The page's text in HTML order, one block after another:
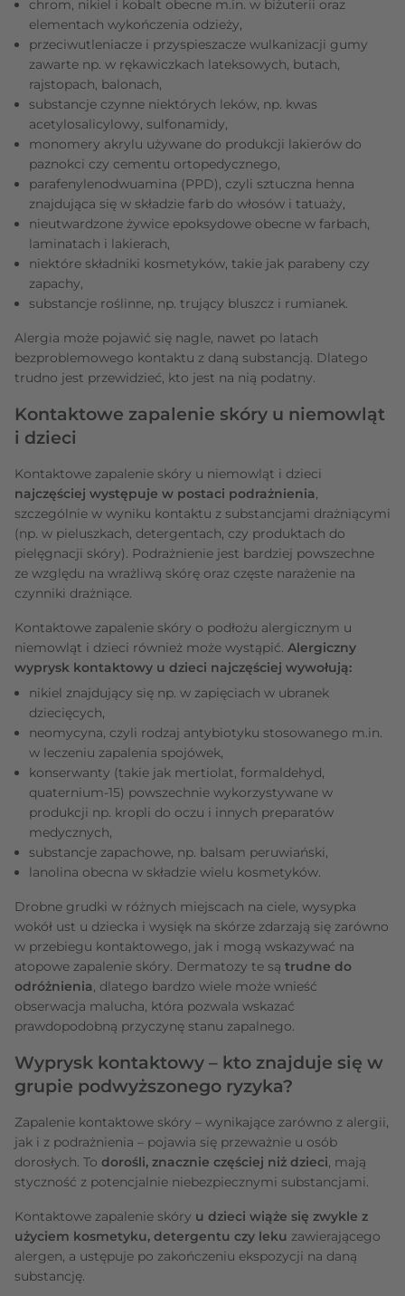
chrom, nikiel i kobalt obecne m.in. w biżuterii oraz
elementach wykończenia odzieży,
przeciwutleniacze i przyspieszacze wulkanizacji gumy
zawarte np. w rękawiczkach lateksowych, butach,
rajstopach, balonach,
substancje czynne niektórych leków, np. kwas
acetylosalicylowy, sulfonamidy,
monomery akrylu używane do produkcji lakierów do
paznokci czy cementu ortopedycznego,
parafenyleno­dwuamina (PPD), czyli sztuczna henna
znajdująca się w składzie farb do włosów i tatuaży,
nieutwardzone żywice epoksydowe obecne w farbach,
laminatach i lakierach,
niektóre składniki kosmetyków, takie jak parabeny czy
zapachy,
substancje roślinne, np. trujący bluszcz i rumianek.
Alergia może pojawić się nagle, nawet po latach
bezproblemowego kontaktu z daną substancją. Dlatego
trudno jest przewidzieć, kto jest na nią podatny.
Kontaktowe zapalenie skóry u niemowląt
i dzieci
Kontaktowe zapalenie skóry u niemowląt i dzieci
najczęściej występuje w postaci podrażnienia,
szczególnie w wyniku kontaktu z substancjami drażniącymi
(np. w pieluszkach, detergentach, czy produktach do
pielęgnacji skóry). Podrażnienie jest bardziej powszechne
ze względu na wrażliwą skórę oraz częste narażenie na
czynniki drażniące.
Kontaktowe zapalenie skóry o podłożu alergicznym u
niemowląt i dzieci również może wystąpić. Alergiczny
wyprysk kontaktowy u dzieci najczęściej wywołują:
nikiel znajdujący się np. w zapięciach w ubranek
dziecięcych,
neomycyna, czyli rodzaj antybiotyku stosowanego m.in.
w leczeniu zapalenia spojówek,
konserwanty (takie jak mertiolat, formaldehyd,
quaternium-15) powszechnie wykorzystywane w
produkcji np. kropli do oczu i innych preparatów
medycznych,
substancje zapachowe, np. balsam peruwiański,
lanolina obecna w składzie wielu kosmetyków.
Drobne grudki w różnych miejscach na ciele, wysypka
wokół ust u dziecka i wysięk na skórze zdarzają się zarówno
w przebiegu kontaktowego, jak i mogą wskazywać na
atopowe zapalenie skóry. Dermatozy te są trudne do
odróżnienia, dlatego bardzo wiele może wnieść
obserwacja malucha, która pozwala wskazać
prawdopodobną przyczynę stanu zapalnego.
Wyprysk kontaktowy – kto znajduje się w
grupie podwyższonego ryzyka?
Zapalenie kontaktowe skóry – wynikające zarówno z alergii,
jak i z podrażnienia – pojawia się przeważnie u osób
dorosłych. To dorośli, znacznie częściej niż dzieci, mają
styczność z potencjalnie niebezpiecznymi substancjami.
Kontaktowe zapalenie skóry u dzieci wiąże się zwykle z
użyciem kosmetyku, detergentu czy leku zawierającego
alergen, a ustępuje po zakończeniu ekspozycji na daną
substancję.